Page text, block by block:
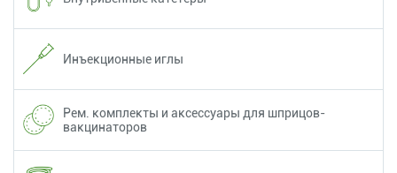
Инъекционные иглы
Рем. комплекты и аксессуары для шприцов-
вакцинаторов